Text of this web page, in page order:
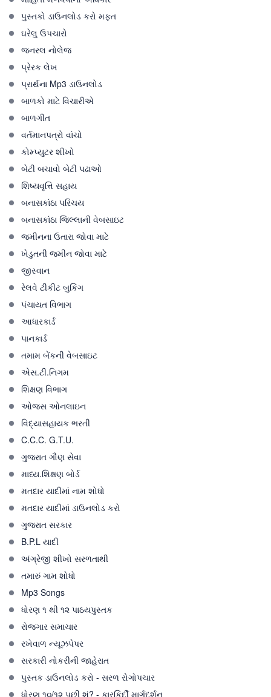
પુસ્તકો ડાઉનલોડ કરો મફત
ઘરેલુ ઉપચારો
જનરલ નોલેજ
પ્રેરક લેખ
પ્રાર્થના Mp3 ડાઉનલોડ
બાળકો માટે વિચારીએ
બાળગીત
વર્તમાનપત્રો વાંચો
કોમ્પ્યુટર શીખો
બેટી બચાવો બેટી પઢાઓ
શિષ્યવૃત્તિ સહાય
બનાસકાંઠા પરિચય
બનાસકાંઠા જિલ્લાની વેબસાઇટ
જમીનના ઉતારા જોવા માટે
ખેડુતની જમીન જોવા માટે
જીસ્વાન
રેલવે ટીકીટ બુકિંગ
પંચાયત વિભાગ
આધારકાર્ડ
પાનકાર્ડ
તમામ બેંકની વેબસાઇટ
એસ.ટી.નિગમ
શિક્ષણ વિભાગ
ઓજસ ઓનલાઇન
વિદ્યાસહાયક ભરતી
C.C.C. G.T.U.
ગુજરાત ગૌણ સેવા
માધ્ય.શિક્ષણ બોર્ડ
મતદાર યાદીમાં નામ શોધો
મતદાર યાદીમાં ડાઉનલોડ કરો
ગુજરાત સરકાર
B.P.L યાદી
અંગ્રેજી શીખો સરળતાથી
તમારું ગામ શોધો
Mp3 Songs
ધોરણ ૧ થી ૧૨ પાઠયપુસ્તક
રોજગાર સમાચાર
રખેવાળ ન્યૂઝપેપર
સરકારી નોકરીની જાહેરાત
પુસ્તક ડાઉનલોડ કરો - સરળ રોગોપચાર
ધોરણ ૧૦/૧૨ પછી શું? - કારકિર્દી માર્ગદર્શન